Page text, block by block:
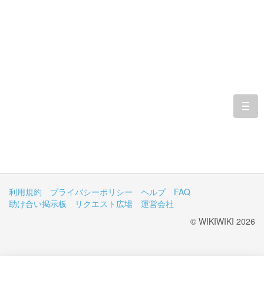
利用規約 プライバシーポリシー ヘルプ
FAQ
助け合い掲示板
リクエスト広場
運営会社
© WIKIWIKI 2026